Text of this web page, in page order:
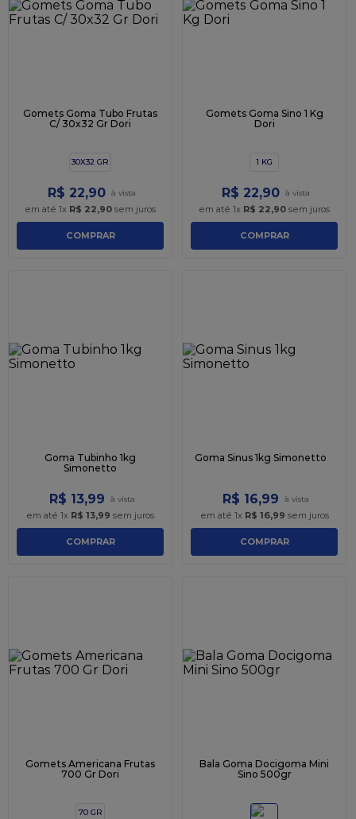
Gomets Goma Tubo Frutas
C/ 30x32 Gr Dori
30X32 GR
R$ 22,90
em até 1x R$ 22,90 sem juros
COMPRAR
Gomets Goma Sino 1 Kg
Dori
1 KG
R$ 22,90
em até 1x R$ 22,90 sem juros
COMPRAR
Goma Tubinho 1kg
Simonetto
R$ 13,99
em até 1x R$ 13,99 sem juros
COMPRAR
Goma Sinus 1kg Simonetto
R$ 16,99
em até 1x R$ 16,99 sem juros
COMPRAR
Gomets Americana Frutas
700 Gr Dori
70 GR
Bala Goma Docigoma Mini
Sino 500gr
9º
caixa kraft